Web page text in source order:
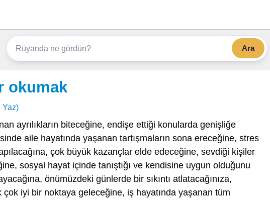
Ara
okumak
Yaz)
ayrılıkların biteceğine, endişe ettiği konularda genişliğe
aile hayatında yaşanan tartışmaların sona ereceğine, stres
çok büyük kazançlar elde edeceğine, sevdiği kişiler
sosyal hayat içinde tanıştığı ve kendisine uygun olduğunu
önümüzdeki günlerde bir sıkıntı atlatacağınıza,
çok iyi bir noktaya geleceğine, iş hayatında yaşanan tüm